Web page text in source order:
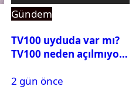
Gündem
TV100 uyduda var mı?
TV100 neden açılmıyor?
2 gün önce